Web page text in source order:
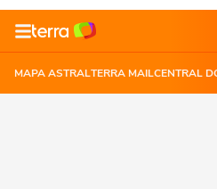
MAPA ASTRALTERRA MAILCENTRAL